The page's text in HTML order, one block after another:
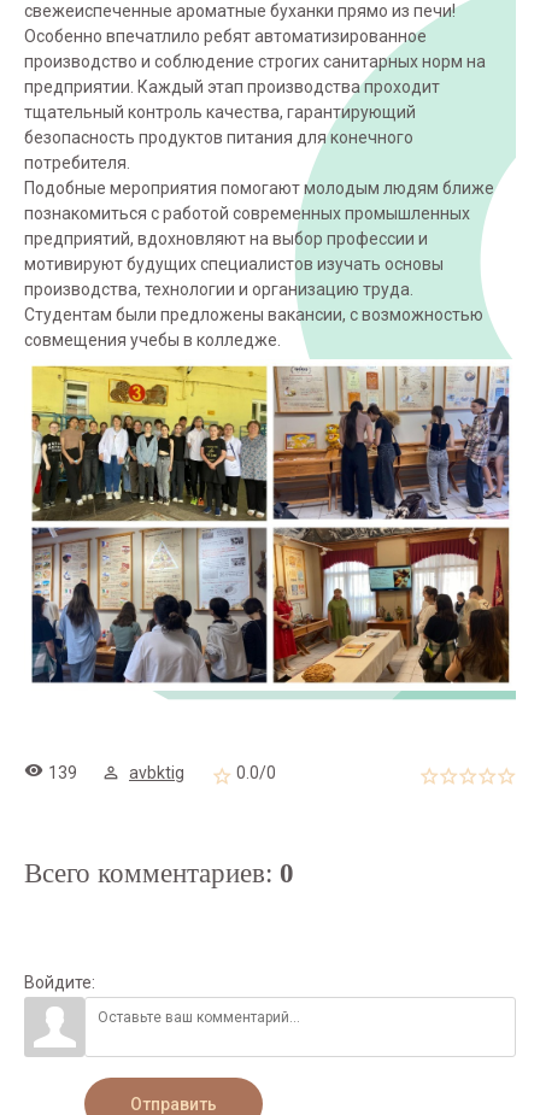
свежеиспеченные ароматные буханки прямо из печи!
Особенно впечатлило ребят автоматизированное
производство и соблюдение строгих санитарных норм на
предприятии. Каждый этап производства проходит
тщательный контроль качества, гарантирующий
безопасность продуктов питания для конечного
потребителя.
Подобные мероприятия помогают молодым людям ближе
познакомиться с работой современных промышленных
предприятий, вдохновляют на выбор профессии и
мотивируют будущих специалистов изучать основы
производства, технологии и организацию труда.
Студентам были предложены вакансии, с возможностью
совмещения учебы в колледже.
139 avbktig 0.0/0
Всего комментариев: 0
Войдите:
Отправить